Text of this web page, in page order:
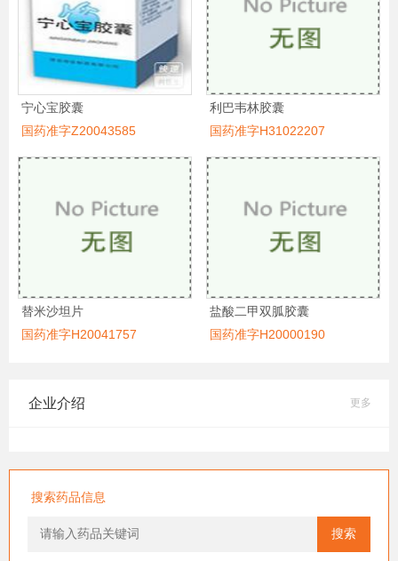
宁心宝胶囊
国药准字Z20043585
利巴韦林胶囊
国药准字H31022207
替米沙坦片
国药准字H20041757
盐酸二甲双胍胶囊
国药准字H20000190
企业介绍 更多
搜索药品信息
搜索